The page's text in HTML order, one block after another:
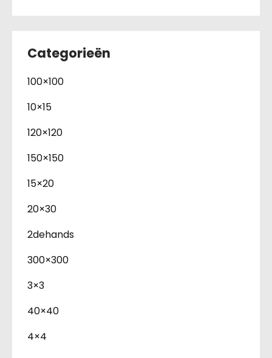
Categorieën
100×100
10×15
120×120
150×150
15×20
20×30
2dehands
300×300
3×3
40×40
4×4